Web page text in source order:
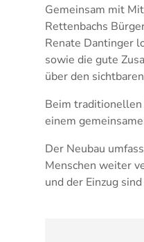
Gemeinsam mit
Rettenbachs
Renate Dantinger
sowie die gute
über den
Beim traditionellen
einem
Der Neubau
Menschen weiter
und der Einzug